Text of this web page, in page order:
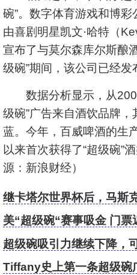
碗”。数字体育游戏和博
由喜剧明星凯文·哈特（
宣布了与莫尔森库尔斯酿
级碗”期间，该公司已经发
数据分析显示，从
级碗”广告来自酒饮品牌
蓝。今年，百威啤酒的生
以来首次获得了“超级碗”
源：新浪财经）
继卡塔尔世界杯后，马斯
这次和默多克
美“超级碗“赛事吸金 门
超级碗吸引力继续下降，
告
Tiffany史上第一条超级碗